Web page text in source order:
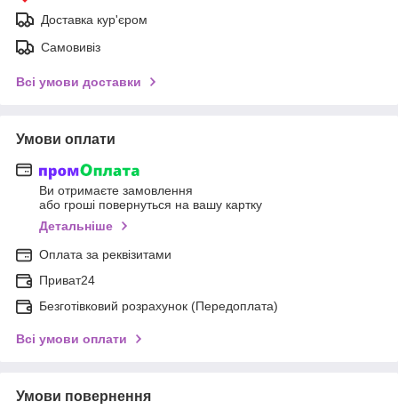
Доставка кур'єром
Самовивіз
Всі умови доставки
Умови оплати
Ви отримаєте замовлення
або гроші повернуться на вашу картку
Детальніше
Оплата за реквізитами
Приват24
Безготівковий розрахунок (Передоплата)
Всі умови оплати
Умови повернення